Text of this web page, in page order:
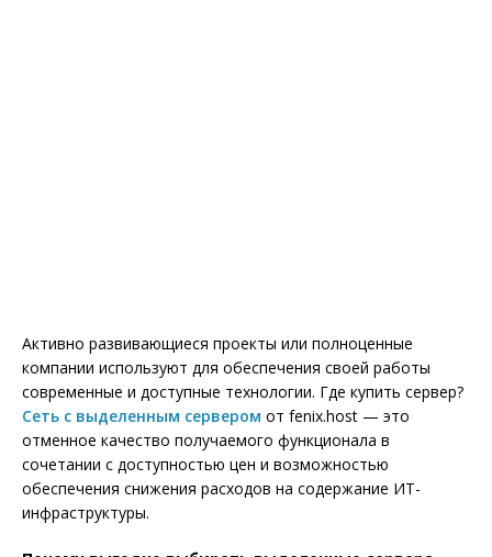
Активно развивающиеся проекты или полноценные
компании используют для обеспечения своей работы
современные и доступные технологии. Где купить сервер?
Сеть с выделенным сервером от fenix.host — это
отменное качество получаемого функционала в
сочетании с доступностью цен и возможностью
обеспечения снижения расходов на содержание ИТ-
инфраструктуры.